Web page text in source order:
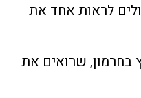
לראות אחד את
בחרמון, שרואים את